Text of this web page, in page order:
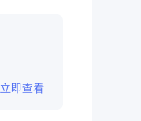
立即查看